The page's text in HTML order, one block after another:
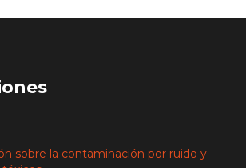
sobre la contaminación por ruido y